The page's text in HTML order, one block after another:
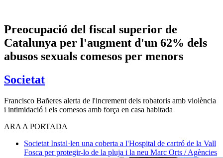
​Preocupació del fiscal superior de
Catalunya per l'augment d'un 62% dels
abusos sexuals comesos per menors
Societat
Francisco Bañeres alerta de l'increment dels robatoris amb violència
i intimidació i els comesos amb força en casa habitada
ARA A PORTADA
Societat Instal·len una coberta a l'Hospital de cartró de la Vall
Fosca per protegir-lo de la pluja i la neu Marc Orts / Agències